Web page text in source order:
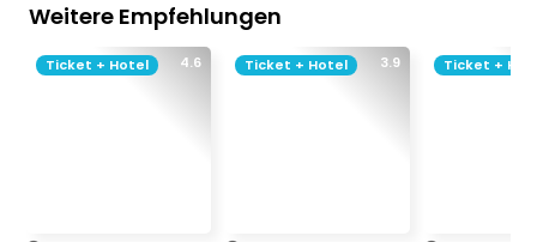
Weitere Empfehlungen
4.6
Ticket + Hotel 3.9
Ticket + Hotel Ticket +